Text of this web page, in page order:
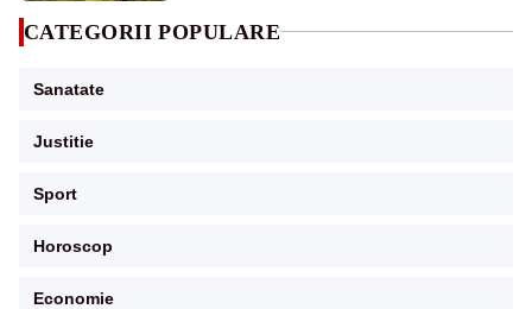
CATEGORII POPULARE
Sanatate
Justitie
Sport
Horoscop
Economie